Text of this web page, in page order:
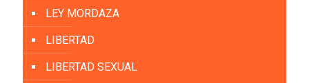
LEY MORDAZA
LIBERTAD
LIBERTAD SEXUAL